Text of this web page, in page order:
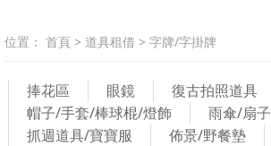
位置： 首頁 > 道具租借 > 字牌/字掛牌
捧花區 眼鏡 復古拍照道具
帽子/手套/棒球棍/燈飾
雨傘/扇子
抓週道具/寶寶服
佈景/野餐墊